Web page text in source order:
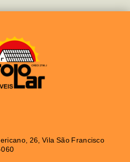
26, Vila São Francisco
060